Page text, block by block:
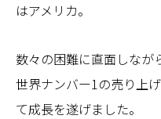
はアメリカ。
数々の困難に直面しなが
世界ナンバー1の売り上
て成長を遂げました。